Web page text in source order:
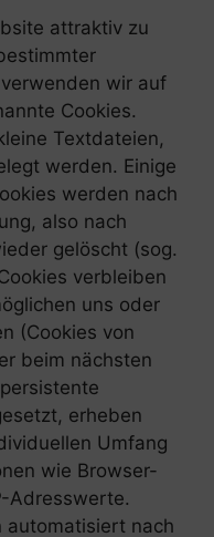
attraktiv zu
wir auf
Cookies.
Textdateien,
werden. Einige
werden nach
also nach
gelöscht (sog.
verbleiben
uns oder
(Cookies von
beim nächsten
erheben
Umfang
wie Browser-
Adresswerte.
automatisiert nach